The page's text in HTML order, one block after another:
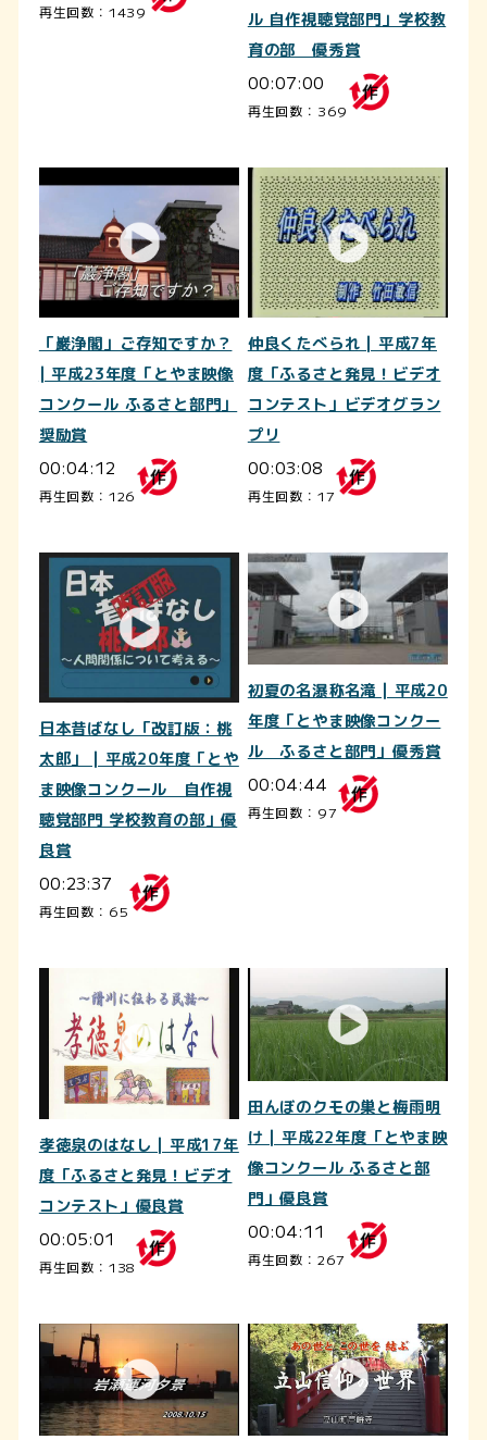
再生回数：1439
ル 自作視聴覚部門」学校教
育の部 優秀賞
00:07:00
再生回数：369
「巖浄閣」ご存知ですか？
| 平成23年度「とやま映像
コンクール ふるさと部門」
奨励賞
00:04:12
再生回数：126
仲良くたべられ | 平成7年
度「ふるさと発見！ビデオ
コンテスト」ビデオグラン
プリ
00:03:08
再生回数：17
日本昔ばなし「改訂版：桃
太郎」 | 平成20年度「とや
ま映像コンクール 自作視
聴覚部門 学校教育の部」優
良賞
00:23:37
再生回数：65
初夏の名瀑称名滝 | 平成20
年度「とやま映像コンクー
ル ふるさと部門」優秀賞
00:04:44
再生回数：97
孝徳泉のはなし | 平成17年
度「ふるさと発見！ビデオ
コンテスト」優良賞
00:05:01
再生回数：138
田んぼのクモの巣と梅雨明
け | 平成22年度「とやま映
像コンクール ふるさと部
門」優良賞
00:04:11
再生回数：267